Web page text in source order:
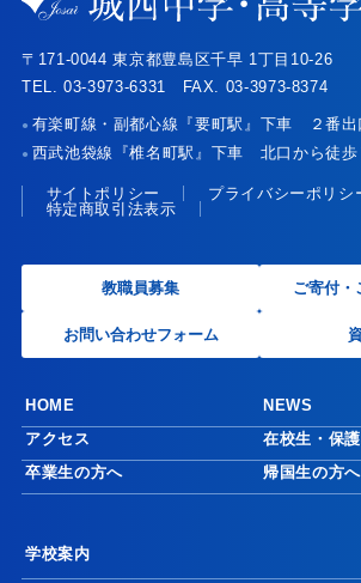
〒171-0044 東京都豊島区千早 1丁目10-26
TEL. 03-3973-6331 FAX. 03-3973-8374
● 有楽町線・副都心線『要町駅』下車 ２番出
● 西武池袋線『椎名町駅』下車 北口から徒歩
サイトポリシー
プライバシーポリシ
特定商取引法表示
教職員募集 ご寄付・
お問い合わせフォーム
HOME
NEWS
アクセス
在校生・保
卒業生の方へ
帰国生の方へ
学校案内